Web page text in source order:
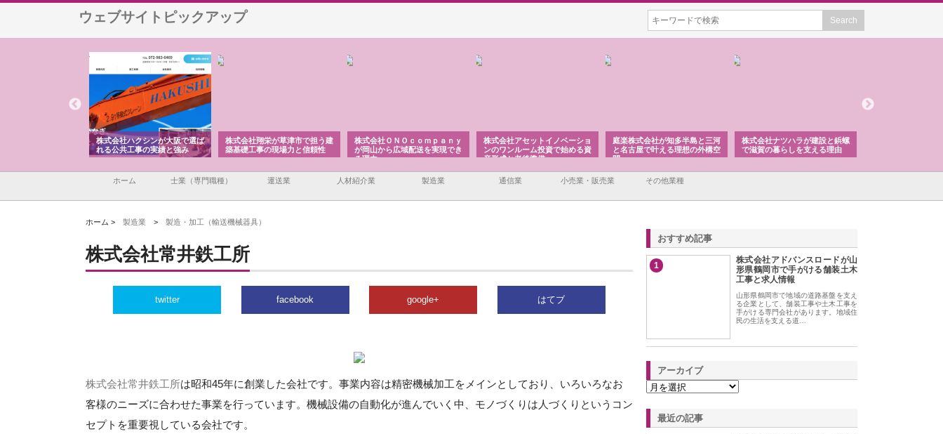
ウェブサイトピックアップ
会社ハクシンが大阪で選ば
株式会社翔栄が草津市で担う建
築基礎工事の現場力と信頼性
株式会社ＯＮＯｃｏｍｐａｎｙ
が岡山から広域配送を実現でき
る理由
株式会社アセットイノベーショ
ンのワンルーム投資で始める資
産形成と老後準備
庭楽株式会社が知多半島と三河
と名古屋で叶える理想の外構空
間
株式会社ナツハラが建設と鋲螺
で滋賀の暮らしを支える理由
株式会社メタルエースの企業サ
イトが提供する充実した情報内
容とは
ホーム 士業（専門職種） 運送業 人材紹介業 製造業 通信業 小売業・販売業 その他業種
ホーム > 製造業 > 製造・加工（輸送機械器具）
株式会社常井鉄工所
twitter facebook google+ はてブ
株式会社常井鉄工所は昭和45年に創業した会社です。事業内容は精密機械加工をメインとしており、いろいろなお
客様のニーズに合わせた事業を行っています。機械設備の自動化が進んでいく中、モノづくりは人づくりというコン
セプトを重要視している会社です。
おすすめ記事
1
株式会社アドバンスロードが山
形県鶴岡市で手がける舗装土木
工事と求人情報
山形県鶴岡市で地域の道路基盤を支え
る企業として、舗装工事や土木工事を
手がける専門会社があります。地域住
民の生活を支える道…
アーカイブ
最近の記事